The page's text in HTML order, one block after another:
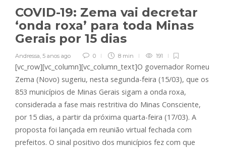
COVID-19: Zema vai decretar
‘onda roxa’ para toda Minas
Gerais por 15 dias
Andressa, 5 anos ago 0 8 min 191
[vc_row][vc_column][vc_column_text]O governador Romeu
Zema (Novo) sugeriu, nesta segunda-feira (15/03), que os
853 municípios de Minas Gerais sigam a onda roxa,
considerada a fase mais restritiva do Minas Consciente,
por 15 dias, a partir da próxima quarta-feira (17/03). A
proposta foi lançada em reunião virtual fechada com
prefeitos. O sinal positivo dos municípios fez com que